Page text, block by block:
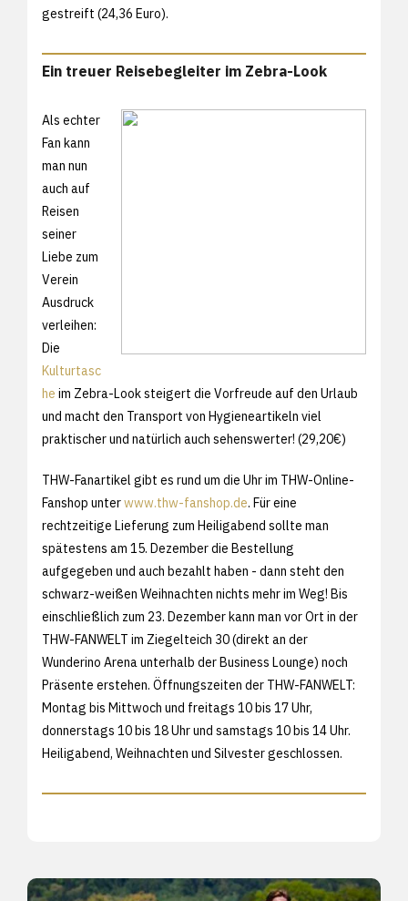
gestreift (24,36 Euro).
Ein treuer Reisebegleiter im Zebra-Look
Als echter
Fan kann
man nun
auch auf
Reisen
seiner
Liebe zum
Verein
Ausdruck
verleihen:
Die
Kulturtasc
he im Zebra-Look steigert die Vorfreude auf den Urlaub
und macht den Transport von Hygieneartikeln viel
praktischer und natürlich auch sehenswerter! (29,20€)
THW-Fanartikel gibt es rund um die Uhr im THW-Online-
Fanshop unterwww.thw-fanshop.de. Für eine
rechtzeitige Lieferung zum Heiligabend sollte man
spätestens am 15. Dezember die Bestellung
aufgegeben und auch bezahlt haben - dann steht den
schwarz-weißen Weihnachten nichts mehr im Weg! Bis
einschließlich zum 23. Dezember kann man vor Ort in der
THW-FANWELT im Ziegelteich 30 (direkt an der
Wunderino Arena unterhalb der Business Lounge) noch
Präsente erstehen. Öffnungszeiten der THW-FANWELT:
Montag bis Mittwoch und freitags 10 bis 17 Uhr,
donnerstags 10 bis 18 Uhr und samstags 10 bis 14 Uhr.
Heiligabend, Weihnachten und Silvester geschlossen.